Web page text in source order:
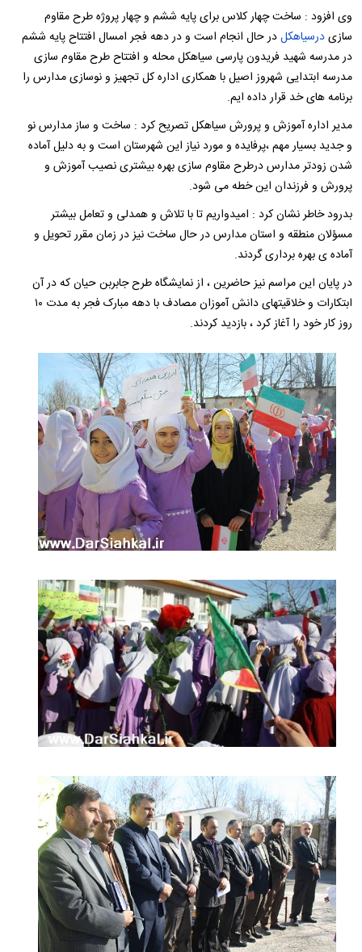
وی افزود : ساخت چهار کلاس برای پایه ششم و چهار پروژه طرح مقاوم
سازیدرسیاهکلدر حال انجام است و در دهه فجر امسال افتتاح پایه ششم
در مدرسه شهید فریدون پارسی سیاهکل محله و افتتاح طرح مقاوم سازی
مدرسه ابتدایی شهروز اصیل با همکاری اداره کل تجهیز و نوسازی مدارس را
برنامه های خد قرار داده ایم.
مدیر اداره آموزش و پرورش سیاهکل تصریح کرد : ساخت و ساز مدارس نو
و جدید بسیار مهم ،پرفایده و مورد نیاز این شهرستان است و به دلیل آماده
شدن زودتر مدارس درطرح مقاوم سازی بهره بیشتری نصیب آموزش و
پرورش و فرزندان این خطه می شود.
بدرود خاطر نشان کرد : امیدواریم تا با تلاش و همدلی و تعامل بیشتر
مسؤلان منطقه و استان مدارس در حال ساخت نیز در زمان مقرر تحویل و
آماده ی بهره برداری گردند.
در پایان این مراسم نیز حاضرین ، از نمایشگاه طرح جابربن حیان که در آن
ابتکارات و خلاقیتهای دانش آموزان مصادف با دهه مبارک فجر به مدت ۱۰
روز کار خود را آغاز کرد ، بازدید کردند.